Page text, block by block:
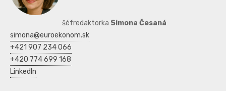
šéfredaktorka Simona Česaná
simona@euroekonom.sk
+421 907 234 066
+420 774 699 168
LinkedIn